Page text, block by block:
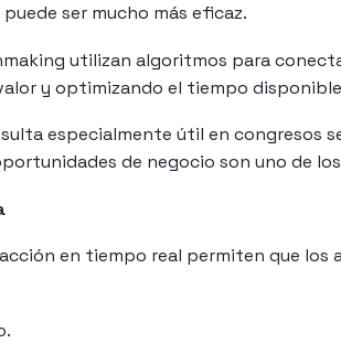
ser mucho más eficaz.
utilizan algoritmos para
y optimizando el tiempo
especialmente útil en congresos
de negocio son uno de
en tiempo real permiten que